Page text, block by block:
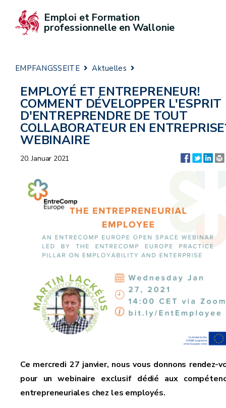
Emploi et Formation
professionnelle en Wallonie
EMPFANGSSEITE Aktuelles
EMPLOYÉ ET ENTREPRENEUR!
COMMENT DÉVELOPPER L'ESPRIT
D'ENTREPRENDRE DE TOUT
COLLABORATEUR EN
WEBINAIRE
20. Januar 2021
Ce mercredi 27 janvier, nous vous donnons rendez-
pour un webinaire exclusif dédié aux
entrepreneuriales chez les employés.